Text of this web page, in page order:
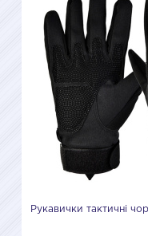
Рукавички тактичні